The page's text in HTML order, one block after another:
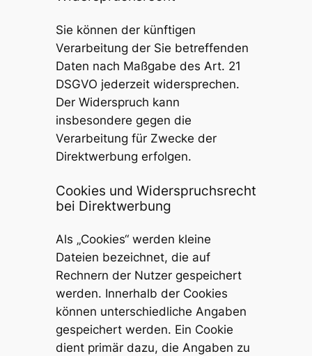
Sie können der künftigen
Verarbeitung der Sie betreffenden
Daten nach Maßgabe des Art. 21
DSGVO jederzeit widersprechen.
Der Widerspruch kann
insbesondere gegen die
Verarbeitung für Zwecke der
Direktwerbung erfolgen.
Cookies und Widerspruchsrecht
bei Direktwerbung
Als „Cookies“ werden kleine
Dateien bezeichnet, die auf
Rechnern der Nutzer gespeichert
werden. Innerhalb der Cookies
können unterschiedliche Angaben
gespeichert werden. Ein Cookie
dient primär dazu, die Angaben zu